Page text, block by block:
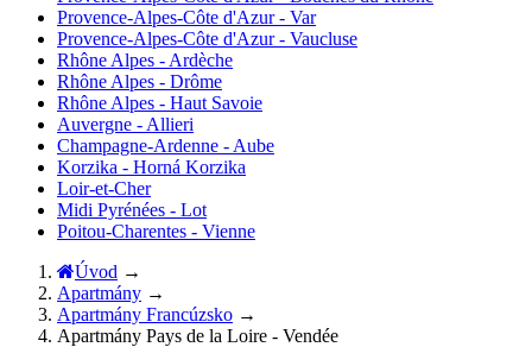
Provence-Alpes-Côte d'Azur - Var
Provence-Alpes-Côte d'Azur - Vaucluse
Rhône Alpes - Ardèche
Rhône Alpes - Drôme
Rhône Alpes - Haut Savoie
Auvergne - Allieri
Champagne-Ardenne - Aube
Korzika - Horná Korzika
Loir-et-Cher
Midi Pyrénées - Lot
Poitou-Charentes - Vienne
Úvod →
Apartmány →
Apartmány Francúzsko →
Apartmány Pays de la Loire - Vendée